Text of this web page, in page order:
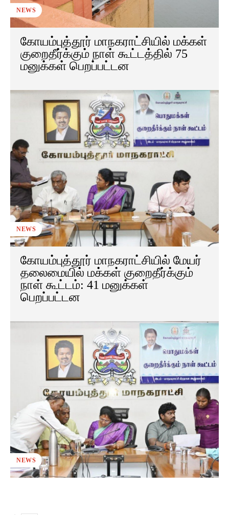
NEWS
கோயம்புத்தூர் மாநகராட்சியில் மக்கள்
குறைதீர்க்கும் நாள் கூட்டத்தில் 75
மனுக்கள் பெறப்பட்டன
NEWS
கோயம்புத்தூர் மாநகராட்சியில் மேயர்
தலைமையில் மக்கள் குறைதீர்க்கும்
நாள் கூட்டம்: 41 மனுக்கள்
பெறப்பட்டன
NEWS